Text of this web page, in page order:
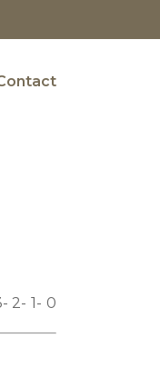
2 1 0